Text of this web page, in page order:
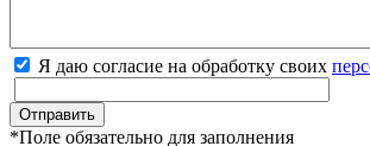
Я даю согласие на обработку своих
*Поле обязательно для заполнения